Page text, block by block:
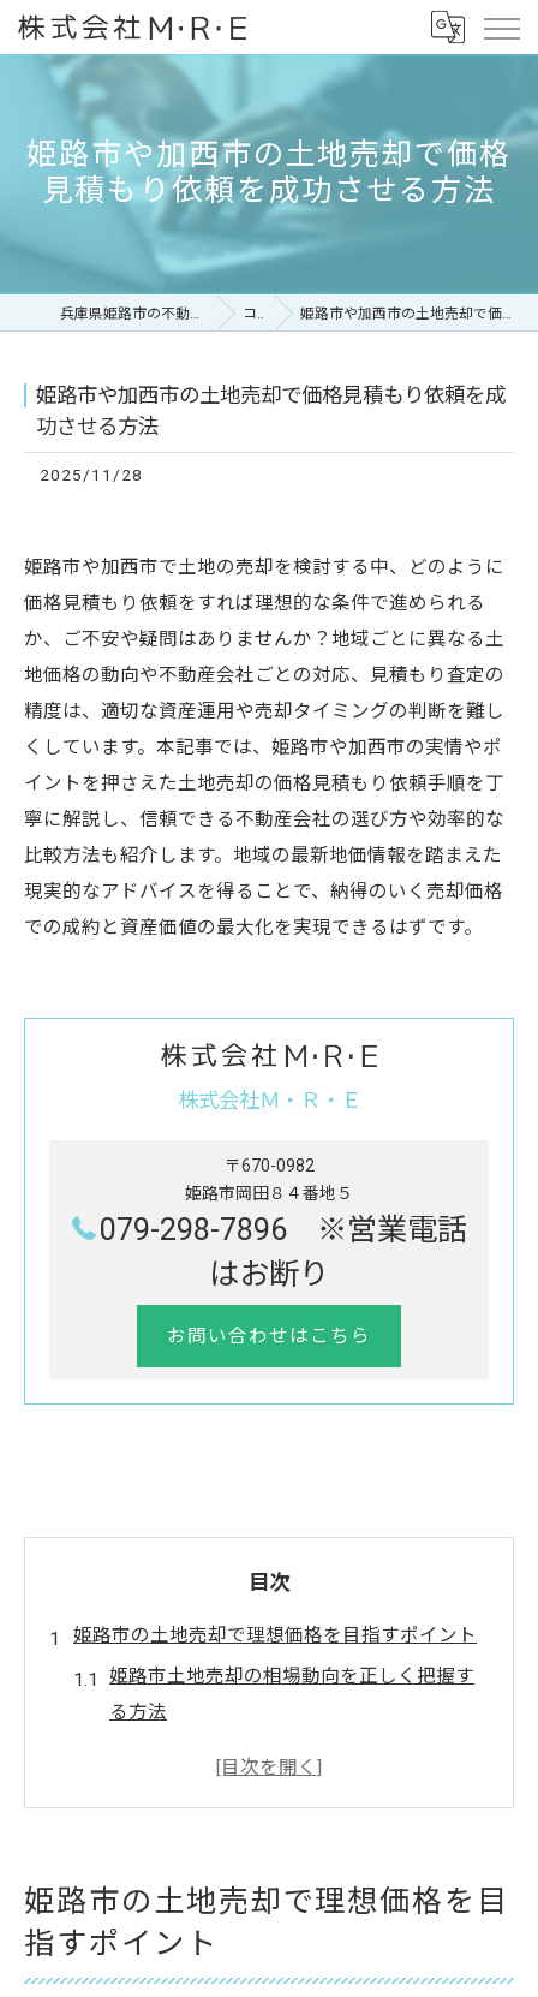
姫路市や加西市の土地売却で価格
見積もり依頼を成功させる方法
兵庫県姫路市の不動産なら株式会社M・R・E コラム 姫路市や加西市の土地売却で価格見積もり依頼を成功させる方法
姫路市や加西市の土地売却で価格見積もり依頼を成
功させる方法
2025/11/28
姫路市や加西市で土地の売却を検討する中、どのように
価格見積もり依頼をすれば理想的な条件で進められる
か、ご不安や疑問はありませんか？地域ごとに異なる土
地価格の動向や不動産会社ごとの対応、見積もり査定の
精度は、適切な資産運用や売却タイミングの判断を難し
くしています。本記事では、姫路市や加西市の実情やポ
イントを押さえた土地売却の価格見積もり依頼手順を丁
寧に解説し、信頼できる不動産会社の選び方や効率的な
比較方法も紹介します。地域の最新地価情報を踏まえた
現実的なアドバイスを得ることで、納得のいく売却価格
での成約と資産価値の最大化を実現できるはずです。
株式会社Ｍ・Ｒ・Ｅ
〒670-0982
姫路市岡田８４番地５
079-298-7896 ※営業電話
はお断り
お問い合わせはこちら
目次
姫路市の土地売却で理想価格を目指すポイント
姫路市土地売却の相場動向を正しく把握す
る方法
姫路市土地売却で価格見積もり依頼を成功
姫路市土地売却で不動産会社を比較する重
要性
資産価値最大化のための姫路市土地売却戦
姫路市の土地売却で理想価格を目
指すポイント